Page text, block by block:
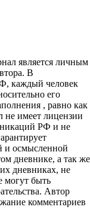
является личным
В
каждый человек
его
, равно как
не имеет лицензии
РФ и не
и осмысленной
дневнике, а так же
дневниках, не
могут быть
Автор
комментариев